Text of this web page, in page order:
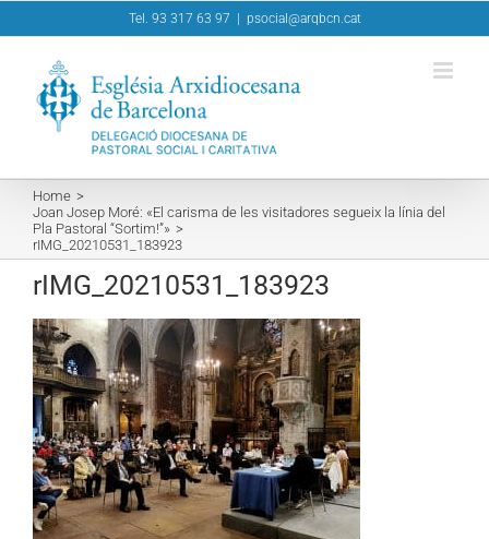
to
Tel. 93 317 63 97 psocial@arqbcn.cat
Home
Joan Josep Moré: «El carisma de les visitadores segueix la línia del
Pla Pastoral “Sortim!”»
rIMG_20210531_183923
rIMG_20210531_183923